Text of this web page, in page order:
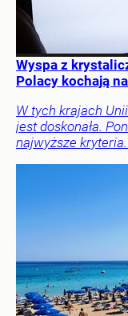
Wyspa z
Polacy kochają
W tych krajach
jest doskonała.
najwyższe